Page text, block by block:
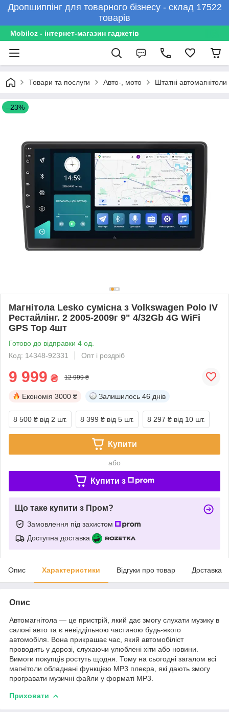
Дропшиппінг для товарного бізнесу - склад 17522
товарів
Mobiloz - інтернет-магазин гаджетів
Товари та послуги Авто-, мото Штатні автомагнітоли
–23%
Магнітола Lesko сумісна з Volkswagen Polo IV
Рестайлінг. 2 2005-2009г 9" 4/32Gb 4G WiFi
GPS Top 4шт
Готово до відправки 4 од.
Код: 14348-92331
Опт і роздріб
9 999 ₴ 12 999 ₴
Економія 3000 ₴ Залишилось 46 днів
8 500 ₴ від 2 шт. 8 399 ₴ від 5 шт. 8 297 ₴ від 10 шт.
Купити
або
Купити з
Що таке купити з Пром?
Замовлення під захистом
Доступна доставка
Опис Характеристики Відгуки про товар Доставка
Опис
Автомагнітола — це пристрій, який дає змогу слухати музику в
салоні авто та є невіддільною частиною будь-якого
автомобіля. Вона прикрашає час, який автомобіліст
проводить у дорозі, слухаючи улюблені хіти або новини.
Вимоги покупців ростуть щодня. Тому на сьогодні загалом всі
магнітоли обладнані функцією MP3 плеєра, які дають змогу
програвати музичні файли у форматі MP3.
Приховати